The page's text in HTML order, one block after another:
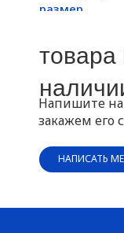
размер
товара
Напишите
закажем его
НАПИСАТЬ